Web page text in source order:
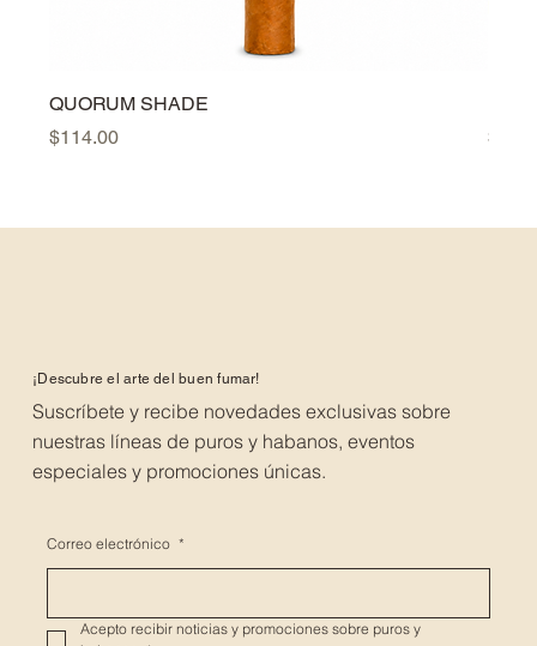
QUORUM SHADE
Precio
$114.00
¡Descubre el arte del buen fumar!
Suscríbete y recibe novedades exclusivas sobre
nuestras líneas de puros y habanos, eventos
especiales y promociones únicas.
Correo electrónico *
Acepto recibir noticias y promociones sobre puros y